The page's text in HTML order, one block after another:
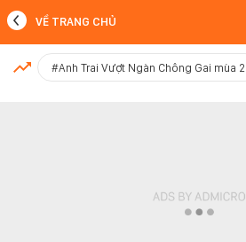
MỚI NHẤT
VỀ TRANG CHỦ
#Anh Trai Vượt Ngàn Chông Gai mùa 2